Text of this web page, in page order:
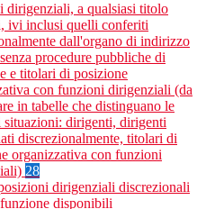
dirigenziali, a qualsiasi titolo
ivi inclusi quelli conferiti
dall'organo di indirizzo
procedure pubbliche di
e titolari di posizione
con funzioni dirigenziali (da
in tabelle che distinguano le
situazioni: dirigenti, dirigenti
discrezionalmente, titolari di
organizzativa con funzioni
28
dirigenziali discrezionali
disponibili